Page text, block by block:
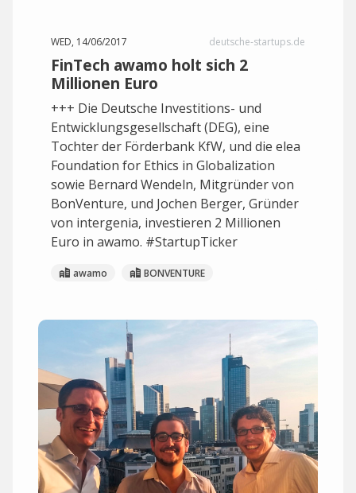
WED, 14/06/2017 deutsche-startups.de
FinTech awamo holt sich 2
Millionen Euro
+++ Die Deutsche Investitions- und
Entwicklungsgesellschaft (DEG), eine
Tochter der Förderbank KfW, und die elea
Foundation for Ethics in Globalization
sowie Bernard Wendeln, Mitgründer von
BonVenture, und Jochen Berger, Gründer
von intergenia, investieren 2 Millionen
Euro in awamo. #StartupTicker
awamo BONVENTURE